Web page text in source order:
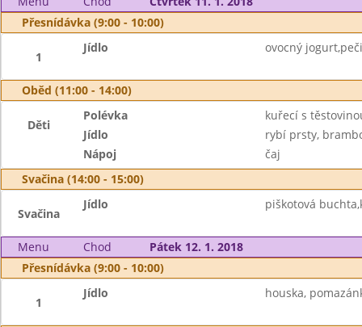
Přesnídávka (9:00 - 10:00)
1
Jídlo ovocný
Oběd (11:00 - 14:00)
Děti
Polévka
kuřecí s
Jídlo
rybí prsty,
Nápoj
čaj
Svačina (14:00 - 15:00)
Svačina
Jídlo piškotová
Menu Chod
Pátek 12. 1. 2018
Přesnídávka (9:00 - 10:00)
1
Jídlo houska,